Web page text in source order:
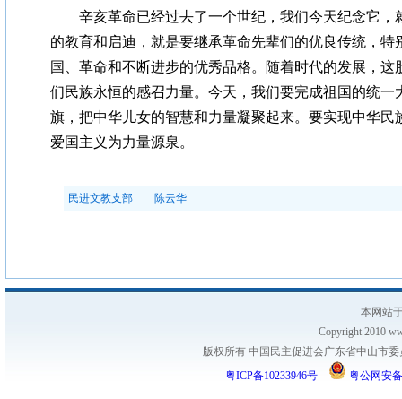
辛亥革命已经过去了一个世纪，我们今天纪念它，
的教育和启迪，就是要继承革命先辈们的优良传统，特
国、革命和不断进步的优秀品格。随着时代的发展，这
们民族永恒的感召力量。今天，我们要完成祖国的统一
旗，把中华儿女的智慧和力量凝聚起来。要实现中华民
爱国主义为力量源泉。
民进文教支部 陈云华
本网站
Copyright 2010
版权所有 中国民主促进会广东省中山市
粤ICP备10233946号
粤公网安